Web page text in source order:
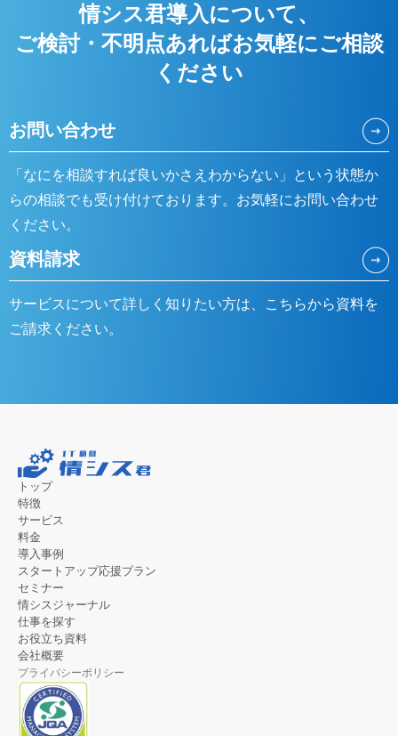
情シス君導入について、
ご検討・不明点あればお気軽にご相談
ください
お問い合わせ
「なにを相談すれば良いかさえわからない」という状態か
らの相談でも受け付けております。お気軽にお問い合わせ
ください。
資料請求
サービスについて詳しく知りたい方は、こちらから資料を
ご請求ください。
トップ
特徴
サービス
料金
導入事例
スタートアップ応援プラン
セミナー
情シスジャーナル
仕事を探す
お役立ち資料
会社概要
プライバシーポリシー